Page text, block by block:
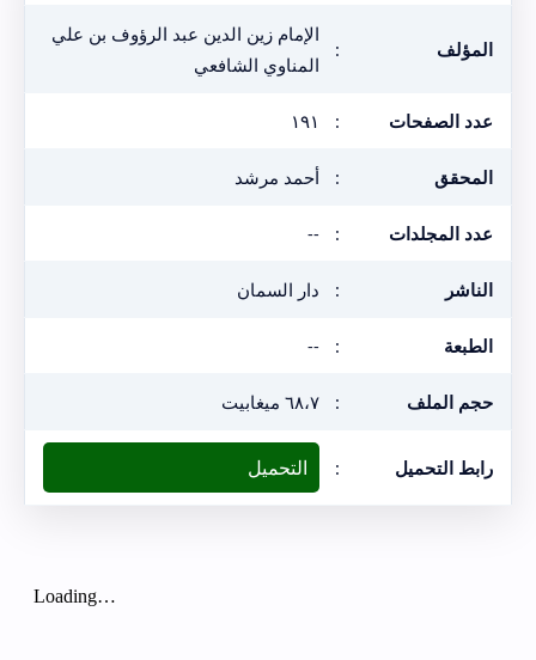
المؤلف :
الإمام زين الدين عبد الرؤوف بن علي
المناوي الشافعي
عدد الصفحات : ١٩١
المحقق : أحمد مرشد
عدد المجلدات :
--
الناشر : دار السمان
الطبعة :
--
حجم الملف : ٦٨،٧ ميغابيت
رابط التحميل : التحميل